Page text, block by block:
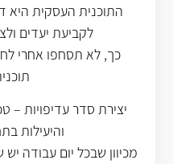
התוכנית העסקית היא
לקביעת יעדים
כך, לא תסחפו אחרי
יצירת סדר עדיפויות –
והיעילות
מכיוון שבכל יום עבודה